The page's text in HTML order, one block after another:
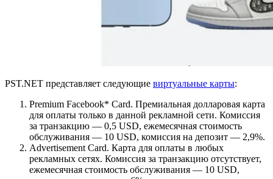
PST.NET представляет следующие виртуальные карты:
Premium Facebook* Card. Премиальная долларовая карта
для оплаты только в данной рекламной сети. Комиссия
за транзакцию — 0,5 USD, ежемесячная стоимость
обслуживания — 10 USD, комиссия на депозит — 2,9%.
Advertisement Card. Карта для оплаты в любых
рекламных сетях. Комиссия за транзакцию отсутствует,
ежемесячная стоимость обслуживания — 10 USD,